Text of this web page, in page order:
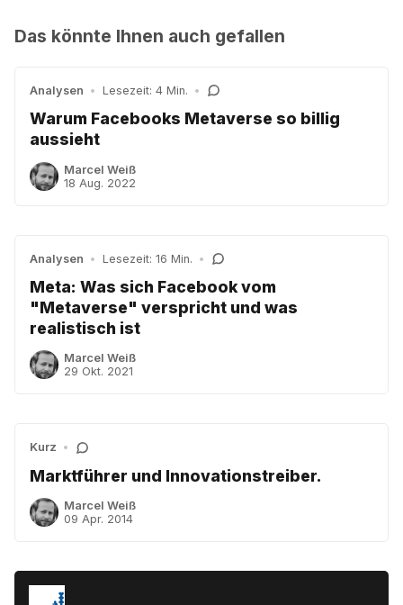
Das könnte Ihnen auch gefallen
Analysen • Lesezeit: 4 Min. •
Warum Facebooks Metaverse so billig
aussieht
Marcel Weiß
18 Aug. 2022
Analysen • Lesezeit: 16 Min. •
Meta: Was sich Facebook vom
"Metaverse" verspricht und was
realistisch ist
Marcel Weiß
29 Okt. 2021
Kurz •
Marktführer und Innovationstreiber.
Marcel Weiß
09 Apr. 2014